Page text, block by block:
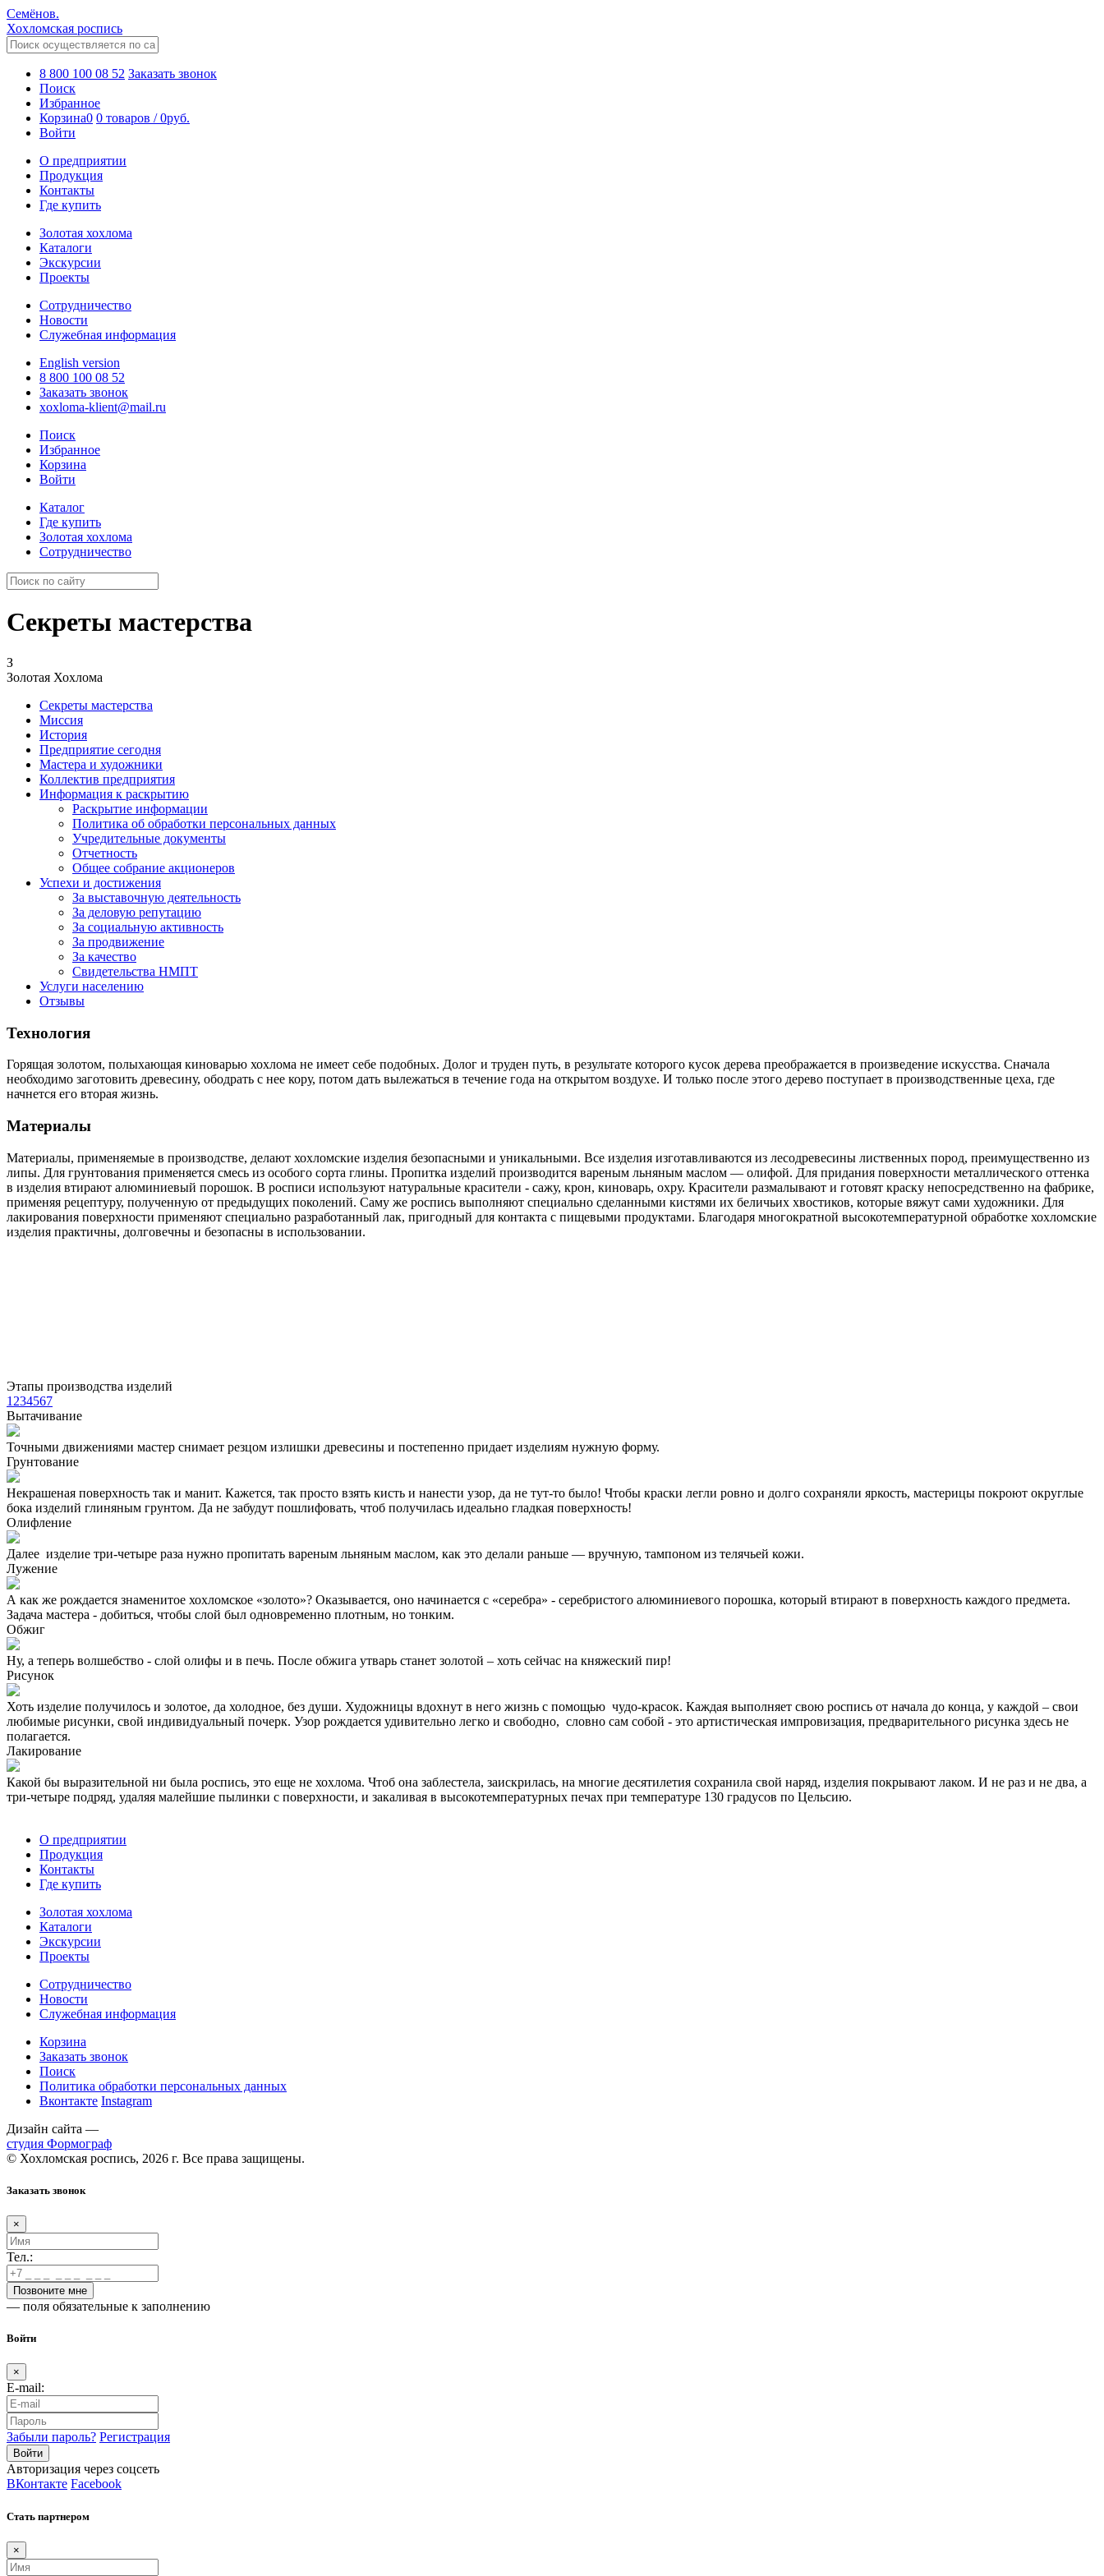
Семёнов.
Хохломская роспись
8 800 100 08 52 Заказать звонок
Поиск
Избранное
Корзина0 0 товаров /0руб.
Войти
О предприятии
Продукция
Контакты
Где купить
Золотая хохлома
Каталоги
Экскурсии
Проекты
Сотрудничество
Новости
Служебная информация
English version
8 800 100 08 52
Заказать звонок
xoxloma-klient@mail.ru
Поиск
Избранное
Корзина
Войти
Каталог
Где купить
Золотая хохлома
Сотрудничество
Секреты мастерства
З
Золотая Хохлома
Секреты мастерства
Миссия
История
Предприятие сегодня
Мастера и художники
Коллектив предприятия
Информация к раскрытию
Раскрытие информации
Политика об обработки персональных данных
Учредительные документы
Отчетность
Общее собрание акционеров
Успехи и достижения
За выставочную деятельность
За деловую репутацию
За социальную активность
За продвижение
За качество
Свидетельства НМПТ
Услуги населению
Отзывы
Технология
Горящая золотом, полыхающая киноварью хохлома не имеет себе подобных. Долог и труден путь, в результате которого кусок дерева преображается в произведение искусства. Сначала
необходимо заготовить древесину, ободрать с нее кору, потом дать вылежаться в течение года на открытом воздухе. И только после этого дерево поступает в производственные цеха, где
начнется его вторая жизнь.
Материалы
Материалы, применяемые в производстве, делают хохломские изделия безопасными и уникальными. Все изделия изготавливаются из лесодревесины лиственных пород, преимущественно из
липы. Для грунтования применяется смесь из особого сорта глины. Пропитка изделий производится вареным льняным маслом — олифой. Для придания поверхности металлического оттенка
в изделия втирают алюминиевый порошок. В росписи используют натуральные красители - сажу, крон, киноварь, охру. Красители размалывают и готовят краску непосредственно на фабрике,
применяя рецептуру, полученную от предыдущих поколений. Саму же роспись выполняют специально сделанными кистями их беличьих хвостиков, которые вяжут сами художники. Для
лакирования поверхности применяют специально разработанный лак, пригодный для контакта с пищевыми продуктами. Благодаря многократной высокотемпературной обработке хохломские
изделия практичны, долговечны и безопасны в использовании.
Этапы производства изделий
1 234567
Вытачивание
Точными движениями мастер снимает резцом излишки древесины и постепенно придает изделиям нужную форму.
Грунтование
Некрашеная поверхность так и манит. Кажется, так просто взять кисть и нанести узор, да не тут-то было! Чтобы краски легли ровно и долго сохраняли яркость, мастерицы покроют округлые
бока изделий глиняным грунтом. Да не забудут пошлифовать, чтоб получилась идеально гладкая поверхность!
Олифление
Далее изделие три-четыре раза нужно пропитать вареным льняным маслом, как это делали раньше — вручную, тампоном из телячьей кожи.
Лужение
А как же рождается знаменитое хохломское «золото»? Оказывается, оно начинается с «серебра» - серебристого алюминиевого порошка, который втирают в поверхность каждого предмета.
Задача мастера - добиться, чтобы слой был одновременно плотным, но тонким.
Обжиг
Ну, а теперь волшебство - слой олифы и в печь. После обжига утварь станет золотой – хоть сейчас на княжеский пир!
Рисунок
Хоть изделие получилось и золотое, да холодное, без души. Художницы вдохнут в него жизнь с помощью чудо-красок. Каждая выполняет свою роспись от начала до конца, у каждой – свои
любимые рисунки, свой индивидуальный почерк. Узор рождается удивительно легко и свободно, словно сам собой - это артистическая импровизация, предварительного рисунка здесь не
полагается.
Лакирование
Какой бы выразительной ни была роспись, это еще не хохлома. Чтоб она заблестела, заискрилась, на многие десятилетия сохранила свой наряд, изделия покрывают лаком. И не раз и не два, а
три-четыре подряд, удаляя малейшие пылинки с поверхности, и закаливая в высокотемпературных печах при температуре 130 градусов по Цельсию.
О предприятии
Продукция
Контакты
Где купить
Золотая хохлома
Каталоги
Экскурсии
Проекты
Сотрудничество
Новости
Служебная информация
Корзина
Заказать звонок
Поиск
Политика обработки персональных данных
Вконтакте Instagram
Дизайн сайта —
студия Формограф
© Хохломская роспись, 2026 г. Все права защищены.
Заказать звонок
×
Тел.:
— поля обязательные к заполнению
Войти
×
E-mail:
Забыли пароль? Регистрация
Авторизация через соцсеть
ВКонтакте Facebook
Стать партнером
×